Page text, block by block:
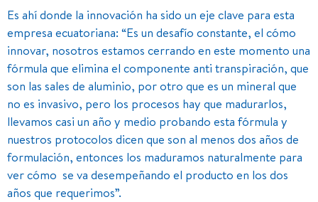
Es ahí donde la innovación ha sido un eje clave para esta
empresa ecuatoriana: “Es un desafío constante, el cómo
innovar, nosotros estamos cerrando en este momento una
fórmula que elimina el componente anti transpiración, que
son las sales de aluminio, por otro que es un mineral que
no es invasivo, pero los procesos hay que madurarlos,
llevamos casi un año y medio probando esta fórmula y
nuestros protocolos dicen que son al menos dos años de
formulación, entonces los maduramos naturalmente para
ver cómo se va desempeñando el producto en los dos
años que requerimos”.